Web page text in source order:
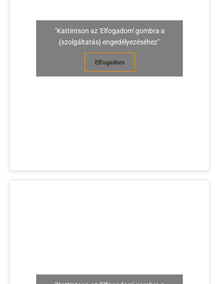
"Kattintson az 'Elfogadom' gombra a
{szolgáltatás} engedélyezéséhez"
Elfogadom